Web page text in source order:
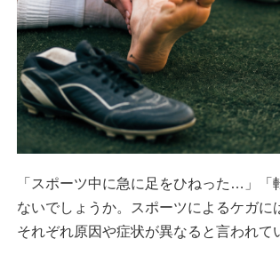
「スポーツ中に急に足をひねった…」
ないでしょうか。スポーツによるケガに
それぞれ原因や症状が異なると言われて